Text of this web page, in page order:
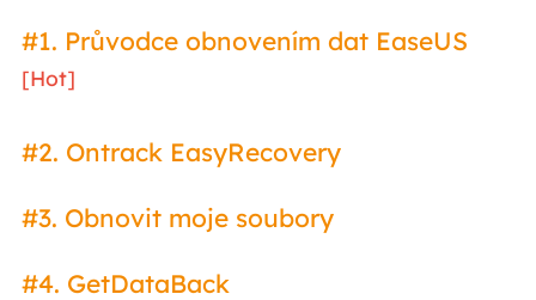
#1. Průvodce obnovením dat EaseUS
[Hot]
#2. Ontrack EasyRecovery
#3. Obnovit moje soubory
#4. GetDataBack